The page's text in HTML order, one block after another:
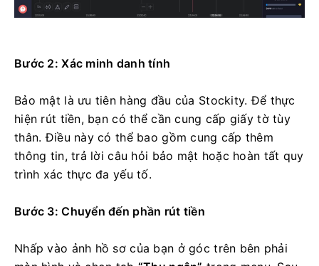
Bước 2: Xác minh danh tính
Bảo mật là ưu tiên hàng đầu của Stockity. Để thực
hiện rút tiền, bạn có thể cần cung cấp giấy tờ tùy
thân. Điều này có thể bao gồm cung cấp thêm
thông tin, trả lời câu hỏi bảo mật hoặc hoàn tất quy
trình xác thực đa yếu tố.
Bước 3: Chuyển đến phần rút tiền
Nhấp vào ảnh hồ sơ của bạn ở góc trên bên phải